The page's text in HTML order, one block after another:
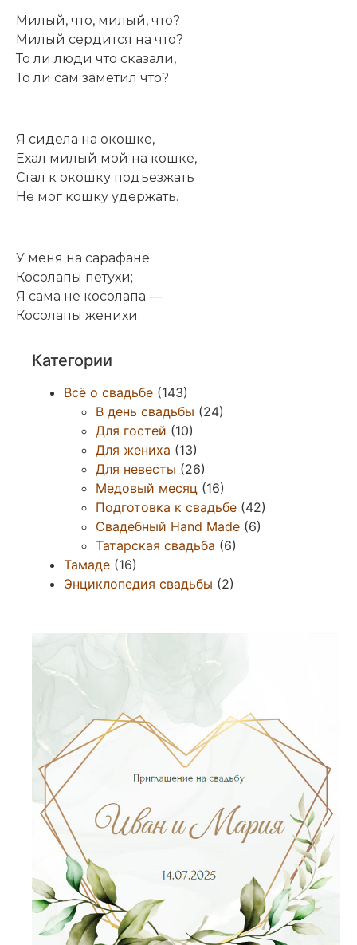
Милый, что, милый, что?
Милый сердится на что?
То ли люди что сказали,
То ли сам заметил что?
Я сидела на окошке,
Ехал милый мой на кошке,
Стал к окошку подъезжать
Не мог кошку удержать.
У меня на сарафане
Косолапы петухи;
Я сама не косолапа —
Косолапы женихи.
Категории
Всё о свадьбе (143)
В день свадьбы (24)
Для гостей (10)
Для жениха (13)
Для невесты (26)
Медовый месяц (16)
Подготовка к свадьбе (42)
Свадебный Hand Made (6)
Татарская свадьба (6)
Тамаде (16)
Энциклопедия свадьбы (2)